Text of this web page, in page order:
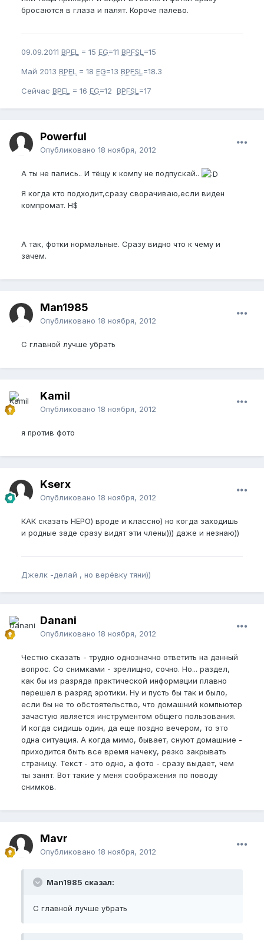
бросаются в глаза и палят. Короче палево.
09.09.2011 BPEL = 15 EG=11 BPFSL =15
Май 2013 BPEL = 18 EG=13 BPFSL =18.3
Сейчас BPEL = 16 EG=12 BPFSL =17
Powerful
Опубликовано 18 ноября, 2012
А ты не пались.. И тёщу к компу не подпускай..
Я когда кто подходит,сразу сворачиваю,если виден
компромат. H$
А так, фотки нормальные. Сразу видно что к чему и
зачем.
Man1985
Опубликовано 18 ноября, 2012
С главной лучше убрать
Kamil
Опубликовано 18 ноября, 2012
я против фото
Kserx
Опубликовано 18 ноября, 2012
КАК сказать НЕРО) вроде и классно) но когда заходишь
и родные заде сразу видят эти члены))) даже и незнаю))
Джелк -делай , но верёвку тяни))
Danani
Опубликовано 18 ноября, 2012
Честно сказать - трудно однозначно ответить на данный
вопрос. Со снимками - зрелищно, сочно. Но... раздел,
как бы из разряда практической информации плавно
перешел в разряд эротики. Ну и пусть бы так и было,
если бы не то обстоятельство, что домашний компьютер
зачастую является инструментом общего пользования.
И когда сидишь один, да еще поздно вечером, то это
одна ситуация. А когда мимо, бывает, снуют домашние -
приходится быть все время начеку, резко закрывать
страницу. Текст - это одно, а фото - сразу выдает, чем
ты занят. Вот такие у меня соображения по поводу
снимков.
Mavr
Опубликовано 18 ноября, 2012
Man1985 сказал:
С главной лучше убрать